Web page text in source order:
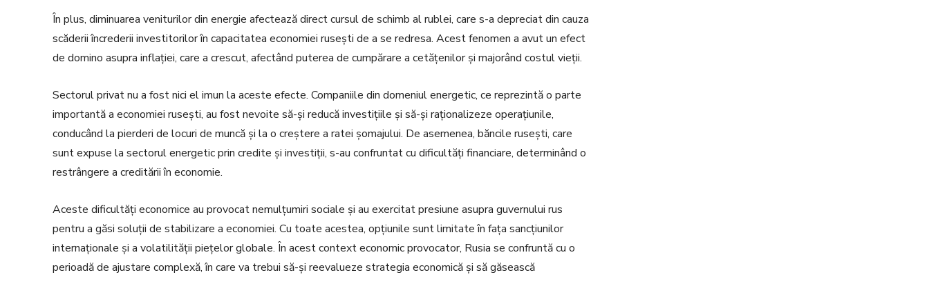
În plus, diminuarea veniturilor din energie afectează direct cursul de schimb al rublei, care s-a depreciat din cauza
scăderii încrederii investitorilor în capacitatea economiei rusești de a se redresa. Acest fenomen a avut un efect
de domino asupra inflației, care a crescut, afectând puterea de cumpărare a cetățenilor și majorând costul vieții.
Sectorul privat nu a fost nici el imun la aceste efecte. Companiile din domeniul energetic, ce reprezintă o parte
importantă a economiei rusești, au fost nevoite să-și reducă investițiile și să-și raționalizeze operațiunile,
conducând la pierderi de locuri de muncă și la o creștere a ratei șomajului. De asemenea, băncile rusești, care
sunt expuse la sectorul energetic prin credite și investiții, s-au confruntat cu dificultăți financiare, determinând o
restrângere a creditării în economie.
Aceste dificultăți economice au provocat nemulțumiri sociale și au exercitat presiune asupra guvernului rus
pentru a găsi soluții de stabilizare a economiei. Cu toate acestea, opțiunile sunt limitate în fața sancțiunilor
internaționale și a volatilității piețelor globale. În acest context economic provocator, Rusia se confruntă cu o
perioadă de ajustare complexă, în care va trebui să-și reevalueze strategia economică și să găsească